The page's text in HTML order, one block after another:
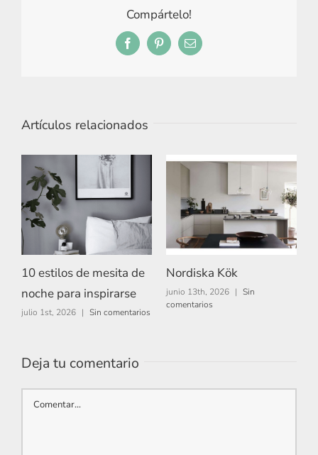
Compártelo!
FacebookPinterestCorreo
electrónico
Artículos relacionados
10 estilos de mesita de
noche para inspirarse
julio 1st, 2026 | Sin comentarios
Nordiska Kök
junio 13th, 2026 | Sin
comentarios
Deja tu comentario
Comentar